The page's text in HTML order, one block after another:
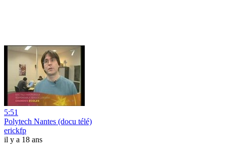
5:51
Polytech Nantes (docu télé)
erickfp
il y a 18 ans